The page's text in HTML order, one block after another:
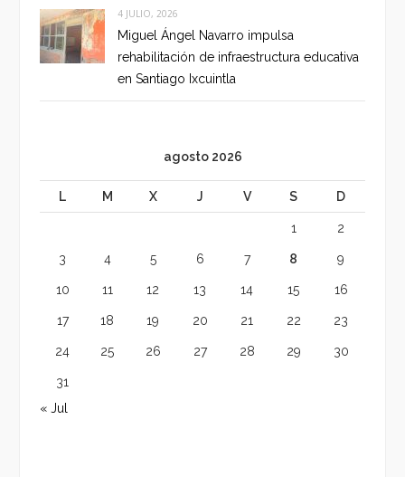
4 JULIO, 2026
Miguel Ángel Navarro impulsa
rehabilitación de infraestructura educativa
en Santiago Ixcuintla
agosto 2026
L M X J V S D
1 2
3 4 5 6 7 8 9
10 11 12 13 14 15 16
17 18 19 20 21 22 23
24 25 26 27 28 29 30
31
« Jul